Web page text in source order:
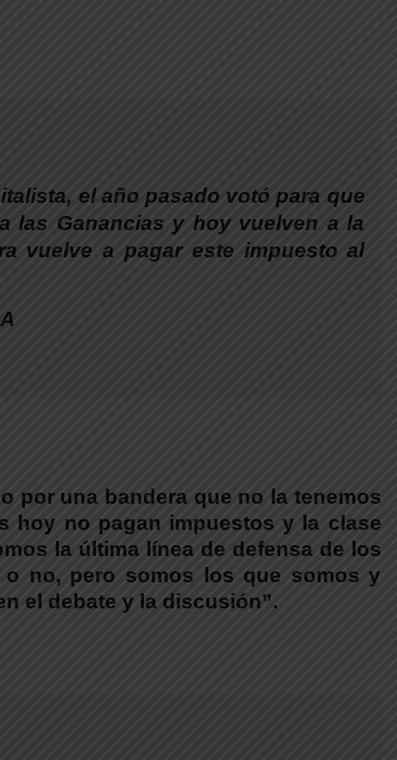
el año pasado votó para que
las Ganancias y hoy vuelven a la
vuelve a pagar este impuesto al
por una bandera que no la tenemos
hoy no pagan impuestos y la clase
la última línea de defensa de los
o no, pero somos los que somos y
el debate y la discusión”.